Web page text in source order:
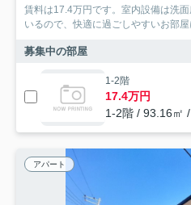
賃料は17.4万円です。室内設備は洗
いるので、快適に過ごしやすいお部屋
募集中の部屋
1-2階
17.4万円
1-2階 / 93.16㎡
アパート